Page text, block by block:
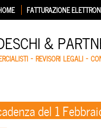
FATTURAZIONE
&
– REVISORI LEGALI –
del 1